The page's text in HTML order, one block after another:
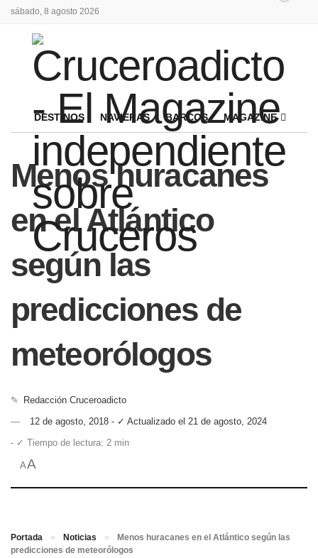
sábado, 8 agosto 2026
DESTINOS NAVIERAS BARCOS MAGAZINE
Menos huracanes
en el Atlántico
según las
predicciones de
meteorólogos
✎
Redacción Cruceroadicto
12 de agosto, 2018 - ✓ Actualizado el 21 de agosto, 2024
- ✓ Tiempo de lectura: 2 min
AA
Portada » Noticias »
Menos huracanes en el Atlántico según las
predicciones de meteorólogos